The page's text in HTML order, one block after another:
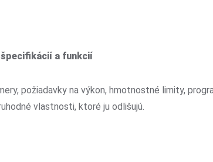
a funkcií
požiadavky na výkon, hmotnostné limity,
vlastnosti, ktoré ju odlišujú.